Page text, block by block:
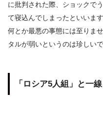
に批判された際、ショックで
て寝込んでしまったといいま
何とか最悪の事態には至りま
タルが弱いというのは珍しい
「ロシア5人組」と一